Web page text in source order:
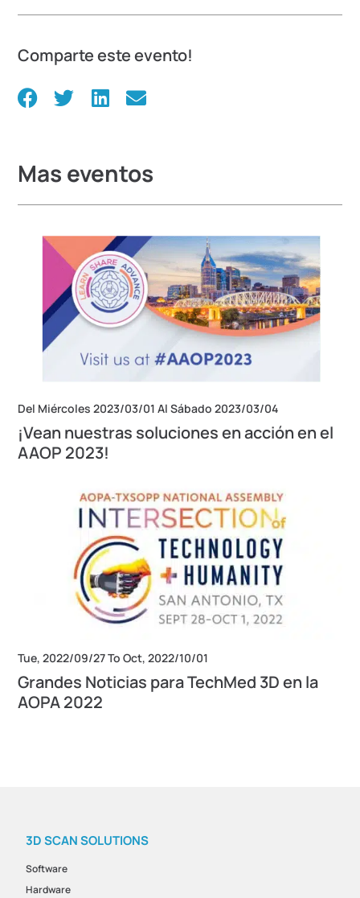
Comparte este evento!
Mas eventos
Del Miércoles 2023/03/01 Al Sábado 2023/03/04
¡Vean nuestras soluciones en acción en el
AAOP 2023!
Tue, 2022/09/27 To Oct, 2022/10/01
Grandes Noticias para TechMed 3D en la
AOPA 2022
3D SCAN SOLUTIONS
Software
Hardware